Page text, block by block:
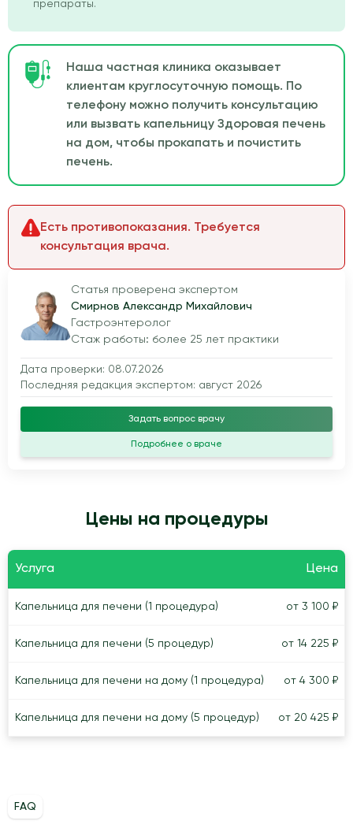
препараты.
Наша частная клиника оказывает
клиентам круглосуточную помощь. По
телефону можно получить консультацию
или вызвать капельницу Здоровая печень
на дом, чтобы прокапать и почистить
печень.
Статья проверена экспертом
Смирнов Александр Михайлович
Гастроэнтеролог
Стаж работы: более 25 лет практики
Дата проверки: 08.07.2026
Последняя редакция экспертом: август 2026
Задать вопрос врачу
Подробнее о враче
Есть противопоказания. Требуется
консультация врача.
Цены на процедуры
Услуга Цена
Капельница для печени (1 процедура) от 3 100 ₽
Капельница для печени (5 процедур) от 14 225 ₽
Капельница для печени на дому (1 процедура) от 4 300 ₽
Капельница для печени на дому (5 процедур) от 20 425 ₽
FAQ